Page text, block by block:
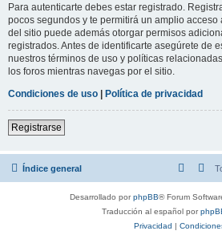
Para autenticarte debes estar registrado.
pocos segundos y te permitirá un amplio acceso
del sitio puede además otorgar permisos
registrados. Antes de identificarte asegúrete de
nuestros términos de uso y políticas
los foros mientras navegas por el sitio.
Condiciones de uso | Política de privacidad
Registrarse
Índice general
Desarrollado porphpBB® Forum
Traducción al español por
Privacidad |